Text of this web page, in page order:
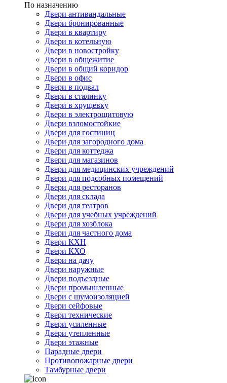
По назначению
Двери антивандальные
Двери бронированные
Двери в квартиру
Двери в котельную
Двери в новостройку
Двери в общежитие
Двери в общий коридор
Двери в офис
Двери в подвал
Двери в сталинку
Двери в хрущевку
Двери в электрощитовую
Двери взломостойкие
Двери для гостиниц
Двери для загородного дома
Двери для коттеджа
Двери для магазинов
Двери для медицинских учреждений
Двери для подсобных помещений
Двери для ресторанов
Двери для склада
Двери для театров
Двери для учебных учреждений
Двери для хозблока
Двери для частного дома
Двери КХН
Двери КХО
Двери на дачу
Двери наружные
Двери подъездные
Двери промышленные
Двери с шумоизоляцией
Двери сейфовые
Двери технические
Двери усиленные
Двери утепленные
Двери этажные
Парадные двери
Противопожарные двери
Тамбурные двери